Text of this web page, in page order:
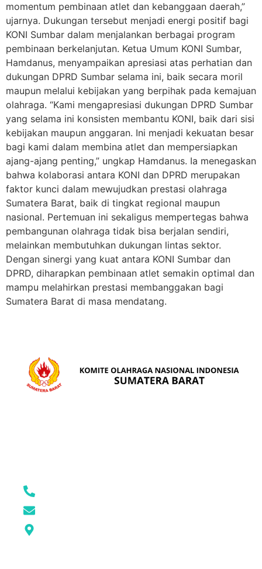
momentum pembinaan atlet dan kebanggaan daerah,”
ujarnya. Dukungan tersebut menjadi energi positif bagi
KONI Sumbar dalam menjalankan berbagai program
pembinaan berkelanjutan. Ketua Umum KONI Sumbar,
Hamdanus, menyampaikan apresiasi atas perhatian dan
dukungan DPRD Sumbar selama ini, baik secara moril
maupun melalui kebijakan yang berpihak pada kemajuan
olahraga. “Kami mengapresiasi dukungan DPRD Sumbar
yang selama ini konsisten membantu KONI, baik dari sisi
kebijakan maupun anggaran. Ini menjadi kekuatan besar
bagi kami dalam membina atlet dan mempersiapkan
ajang-ajang penting,” ungkap Hamdanus. Ia menegaskan
bahwa kolaborasi antara KONI dan DPRD merupakan
faktor kunci dalam mewujudkan prestasi olahraga
Sumatera Barat, baik di tingkat regional maupun
nasional. Pertemuan ini sekaligus mempertegas bahwa
pembangunan olahraga tidak bisa berjalan sendiri,
melainkan membutuhkan dukungan lintas sektor.
Dengan sinergi yang kuat antara KONI Sumbar dan
DPRD, diharapkan pembinaan atlet semakin optimal dan
mampu melahirkan prestasi membanggakan bagi
Sumatera Barat di masa mendatang.